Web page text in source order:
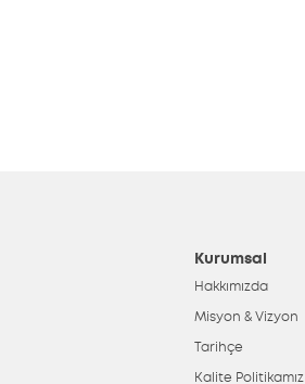
Kurumsal
Hakkımızda
Misyon & Vizyon
Tarihçe
Kalite Politikamız